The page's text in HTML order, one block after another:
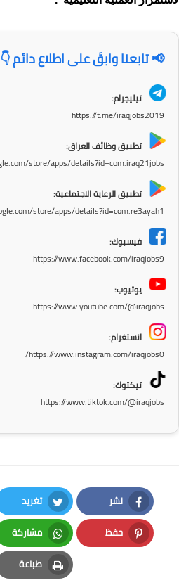
مرشحات
📢 تابعنا وابقَ على اطلاع دائم 👇
تيليجرام:
https://t.me/iraqjobs2019
تطبيق وظائف العراق:
store/apps/details?id=com.iraq21jobs
تطبيق الرعاية الاجتماعية:
store/apps/details?id=com.re3ayah1
فيسبوك:
https://www.facebook.com/iraqjobs9
يوتيوب:
https://www.youtube.com/@iraqjobs
انستغرام:
https://www.instagram.com/iraqjobs0/
تيكتوك:
https://www.tiktok.com/@iraqjobs
نشر
Facebook
تغريد
Twitter
حفظ
Pinterest
مشاركة
Whatsapp
طباعة